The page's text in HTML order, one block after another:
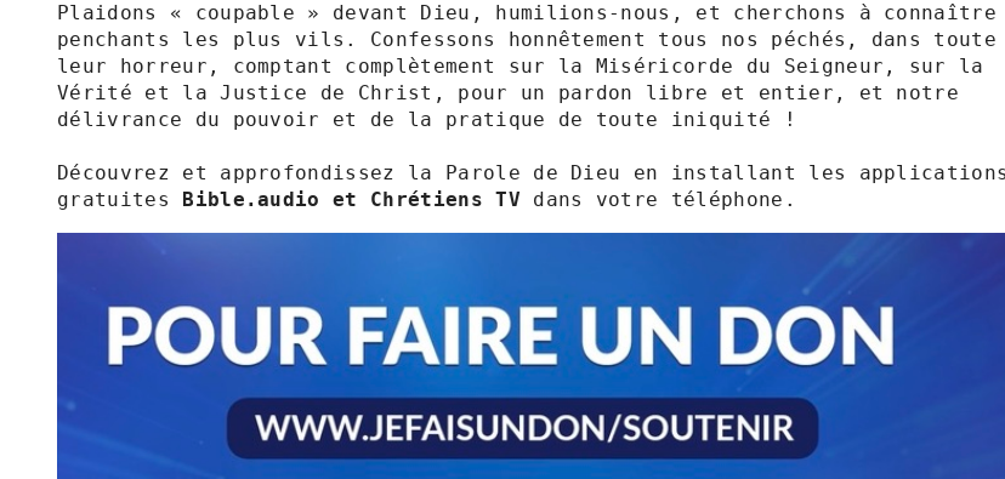
Plaidons « coupable » devant Dieu, humilions-nous, et cherchons à connaître
penchants les plus vils. Confessons honnêtement tous nos péchés, dans toute
leur horreur, comptant complètement sur la Miséricorde du Seigneur, sur la
Vérité et la Justice de Christ, pour un pardon libre et entier, et notre
délivrance du pouvoir et de la pratique de toute iniquité !
Découvrez et approfondissez la Parole de Dieu en installant les applications
gratuites Bible.audio et Chrétiens TV dans votre téléphone.